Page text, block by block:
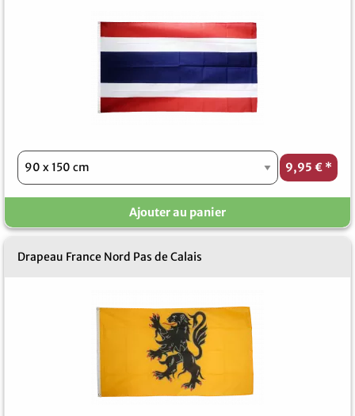
9,95 € *
Ajouter au panier
Drapeau France Nord Pas de Calais